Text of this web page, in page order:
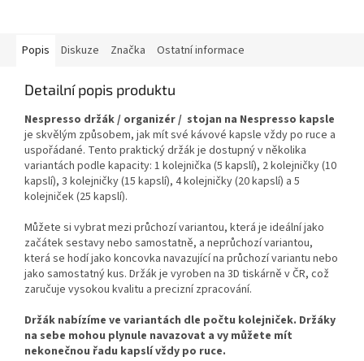
Popis Diskuze Značka Ostatní informace
Detailní popis produktu
Nespresso držák / organizér / stojan na Nespresso kapsle
je skvělým způsobem, jak mít své kávové kapsle vždy po ruce a
uspořádané. Tento praktický držák je dostupný v několika
variantách podle kapacity: 1 kolejnička (5 kapslí), 2 kolejničky (10
kapslí), 3 kolejničky (15 kapslí), 4 kolejničky (20 kapslí) a 5
kolejniček (25 kapslí).
Můžete si vybrat mezi průchozí variantou, která je ideální jako
začátek sestavy nebo samostatně, a neprůchozí variantou,
která se hodí jako koncovka navazující na průchozí variantu nebo
jako samostatný kus. Držák je vyroben na 3D tiskárně v ČR, což
zaručuje vysokou kvalitu a precizní zpracování.
Držák nabízíme ve variantách dle počtu kolejniček. Držáky
na sebe mohou plynule navazovat a vy můžete mít
nekonečnou řadu kapslí vždy po ruce.